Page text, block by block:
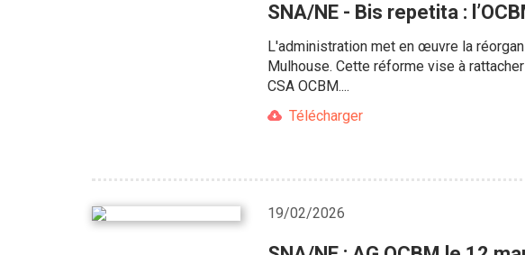
SNA/NE - Bis repetita :
L'administration met en œuvre la
Mulhouse. Cette réforme vise à
CSA OCBM....
Télécharger
19/02/2026